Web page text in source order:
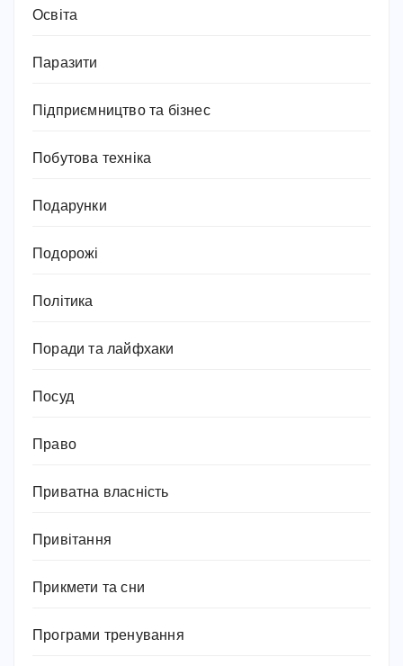
Освіта
Паразити
Підприємництво та бізнес
Побутова техніка
Подарунки
Подорожі
Політика
Поради та лайфхаки
Посуд
Право
Приватна власність
Привітання
Прикмети та сни
Програми тренування